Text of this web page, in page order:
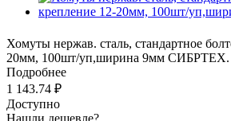
Хомуты нержав. сталь, стандартное
20мм, 100шт/уп,ширина 9мм СИБРТЕХ.
Подробнее
1 143.74 ₽
Доступно
Нашли дешевле?